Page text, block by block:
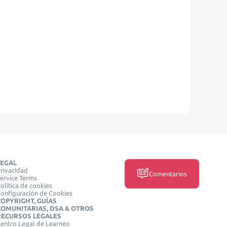
Terms
de cookies
de Cookies
GUÍAS
DSA & OTROS
LEGALES
Legal de Learneo
Comentarios